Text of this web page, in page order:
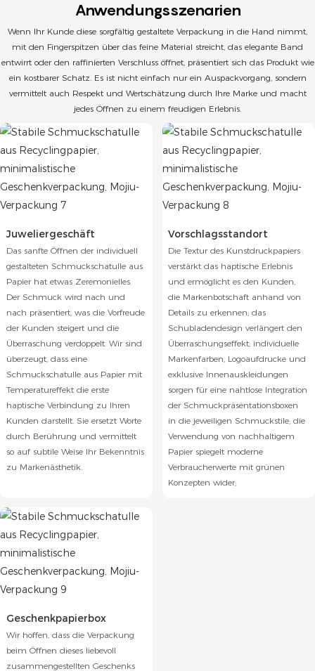
Anwendungsszenarien
Wenn Ihr Kunde diese sorgfältig gestaltete Verpackung in die Hand nimmt,
mit den Fingerspitzen über das feine Material streicht, das elegante Band
entwirrt oder den raffinierten Verschluss öffnet, präsentiert sich das Produkt wie
ein kostbarer Schatz. Es ist nicht einfach nur ein Auspackvorgang, sondern
vermittelt auch Respekt und Wertschätzung durch Ihre Marke und macht
jedes Öffnen zu einem freudigen Erlebnis.
Juweliergeschäft
Das sanfte Öffnen der individuell
gestalteten Schmuckschatulle aus
Papier hat etwas Zeremonielles.
Der Schmuck wird nach und
nach präsentiert, was die Vorfreude
der Kunden steigert und die
Überraschung verdoppelt. Wir sind
überzeugt, dass eine
Schmuckschatulle aus Papier mit
Temperatureffekt die erste
haptische Verbindung zu Ihren
Kunden darstellt. Sie ersetzt Worte
durch Berührung und vermittelt
so auf subtile Weise Ihr Bekenntnis
zu Markenästhetik.
Vorschlagsstandort
Die Textur des Kunstdruckpapiers
verstärkt das haptische Erlebnis
und ermöglicht es den Kunden,
die Markenbotschaft anhand von
Details zu erkennen; das
Schubladendesign verlängert den
Überraschungseffekt; individuelle
Markenfarben, Logoaufdrucke und
exklusive Innenauskleidungen
sorgen für eine nahtlose Integration
der Schmuckpräsentationsboxen
in die jeweiligen Schmuckstile; die
Verwendung von nachhaltigem
Papier spiegelt moderne
Verbraucherwerte mit grünen
Konzepten wider;
Geschenkpapierbox
Wir hoffen, dass die Verpackung
beim Öffnen dieses liebevoll
zusammengestellten Geschenks